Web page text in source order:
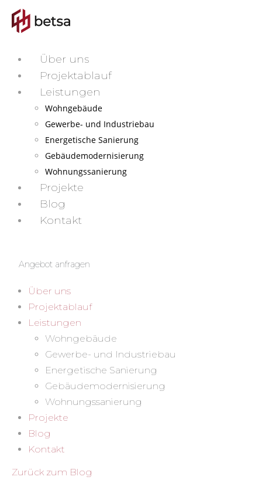
Über uns
Projektablauf
Leistungen
Wohngebäude
Gewerbe- und Industriebau
Energetische Sanierung
Gebäudemodernisierung
Wohnungssanierung
Projekte
Blog
Kontakt
Angebot anfragen
Über uns
Projektablauf
Leistungen
Wohngebäude
Gewerbe- und Industriebau
Energetische Sanierung
Gebäudemodernisierung
Wohnungssanierung
Projekte
Blog
Kontakt
Zurück zum Blog